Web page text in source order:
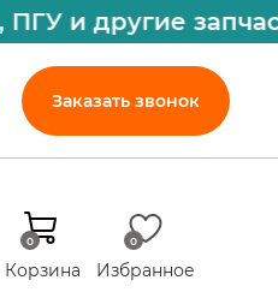
запчасти на
Заказать звонок
Корзина
0 0
Избранное